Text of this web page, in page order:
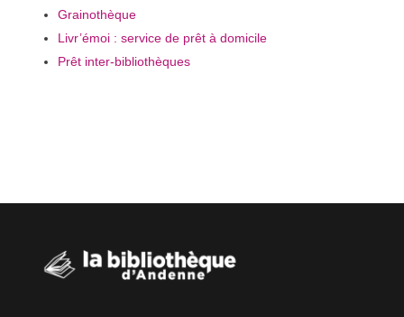
Grainothèque
Livr’émoi : service de prêt à domicile
Prêt inter-bibliothèques